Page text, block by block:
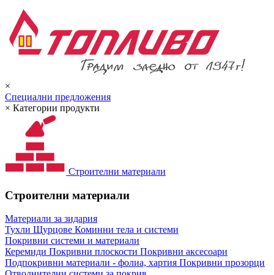
×
Специални предложения
× Категории продукти
Строителни материали
Строителни материали
Материали за зидария
Тухли Щурцове Коминни тела и системи
Покривни системи и материали
Керемиди Покривни плоскости Покривни аксесоари
Подпокривни материали - фолиа, хартия Покривни прозорци